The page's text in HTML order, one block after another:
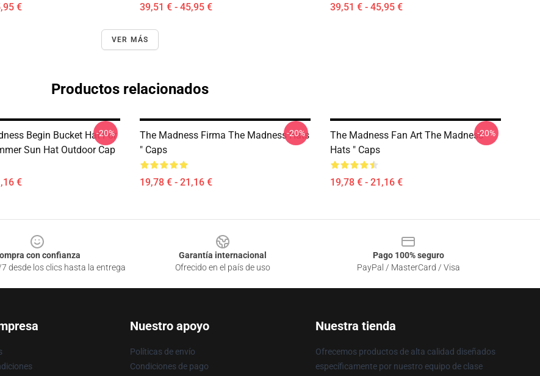
€ 39,51 € - 45,95 € 39,51 € - 45,95 €
VER MÁS
Productos relacionados
Begin Bucket Hat For
Sun Hat Outdoor Cap
€
-20%
The Madness Firma The Madness Hats
" Caps
19,78 € - 21,16 €
-20%
The Madness Fan Art The Madness
Hats " Caps
19,78 € - 21,16 €
-20%
con confianza
desde los clics hasta la entrega
Garantía internacional
Ofrecido en el país de uso
Pago 100% seguro
PayPal / MasterCard / Visa
Nuestro apoyo
Políticas de envío
Condiciones de pago
Nuestra tienda
Ofrecemos productos de alta calidad diseñados
específicamente por nuestro equipo de clase